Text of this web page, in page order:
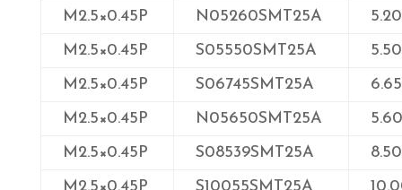
M2.5×0.45P
N05260SMT25A
5.20
M2.5×0.45P
S05550SMT25A
5.50
M2.5×0.45P
S06745SMT25A
6.65
M2.5×0.45P
N05650SMT25A
5.60
M2.5×0.45P
S08539SMT25A
8.50